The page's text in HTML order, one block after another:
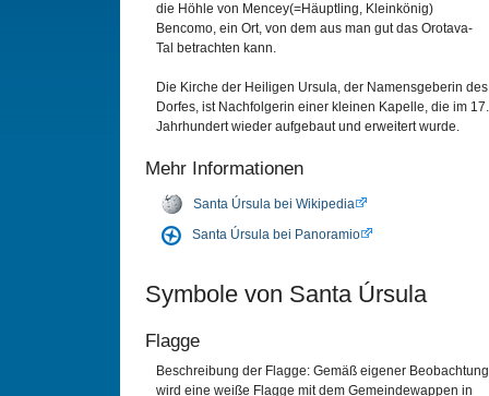
die Höhle von Mencey(=Häuptling, Kleinkönig)
Bencomo, ein Ort, von dem aus man gut das Orotava-
Tal betrachten kann.
Die Kirche der Heiligen Ursula, der Namensgeberin des
Dorfes, ist Nachfolgerin einer kleinen Kapelle, die im 17.
Jahrhundert wieder aufgebaut und erweitert wurde.
Mehr Informationen
Santa Úrsula bei Wikipedia
Santa Úrsula bei Panoramio
Symbole von Santa Úrsula
Flagge
Beschreibung der Flagge: Gemäß eigener Beobachtung
wird eine weiße Flagge mit dem Gemeindewappen in